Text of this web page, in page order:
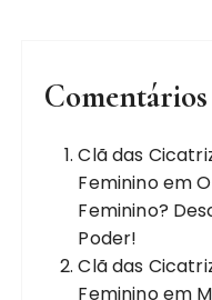
Clã das
Femininoem
Feminino?
Poder!
Clã das
Femininoem